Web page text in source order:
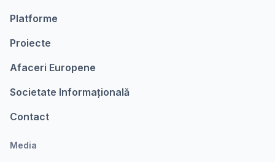
Platforme
Proiecte
Afaceri Europene
Societate Informațională
Contact
Media